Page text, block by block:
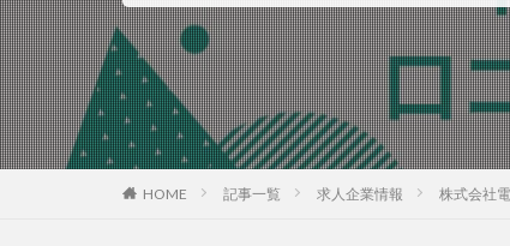
HOME 記事一覧 求人企業情報 株式会社